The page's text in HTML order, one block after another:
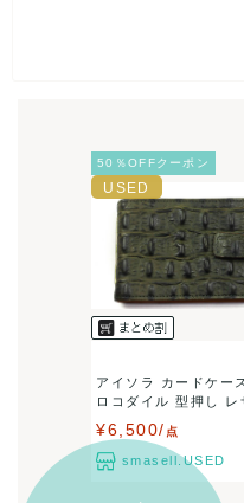
決済方法
50％OFFクーポン
アイソラ カードケー
ロコダイル 型押し レ
¥6,500/ 点
smasell.USED